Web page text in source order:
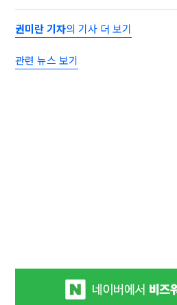
권미란 기자의 기사 더 보기
관련 뉴스 보기